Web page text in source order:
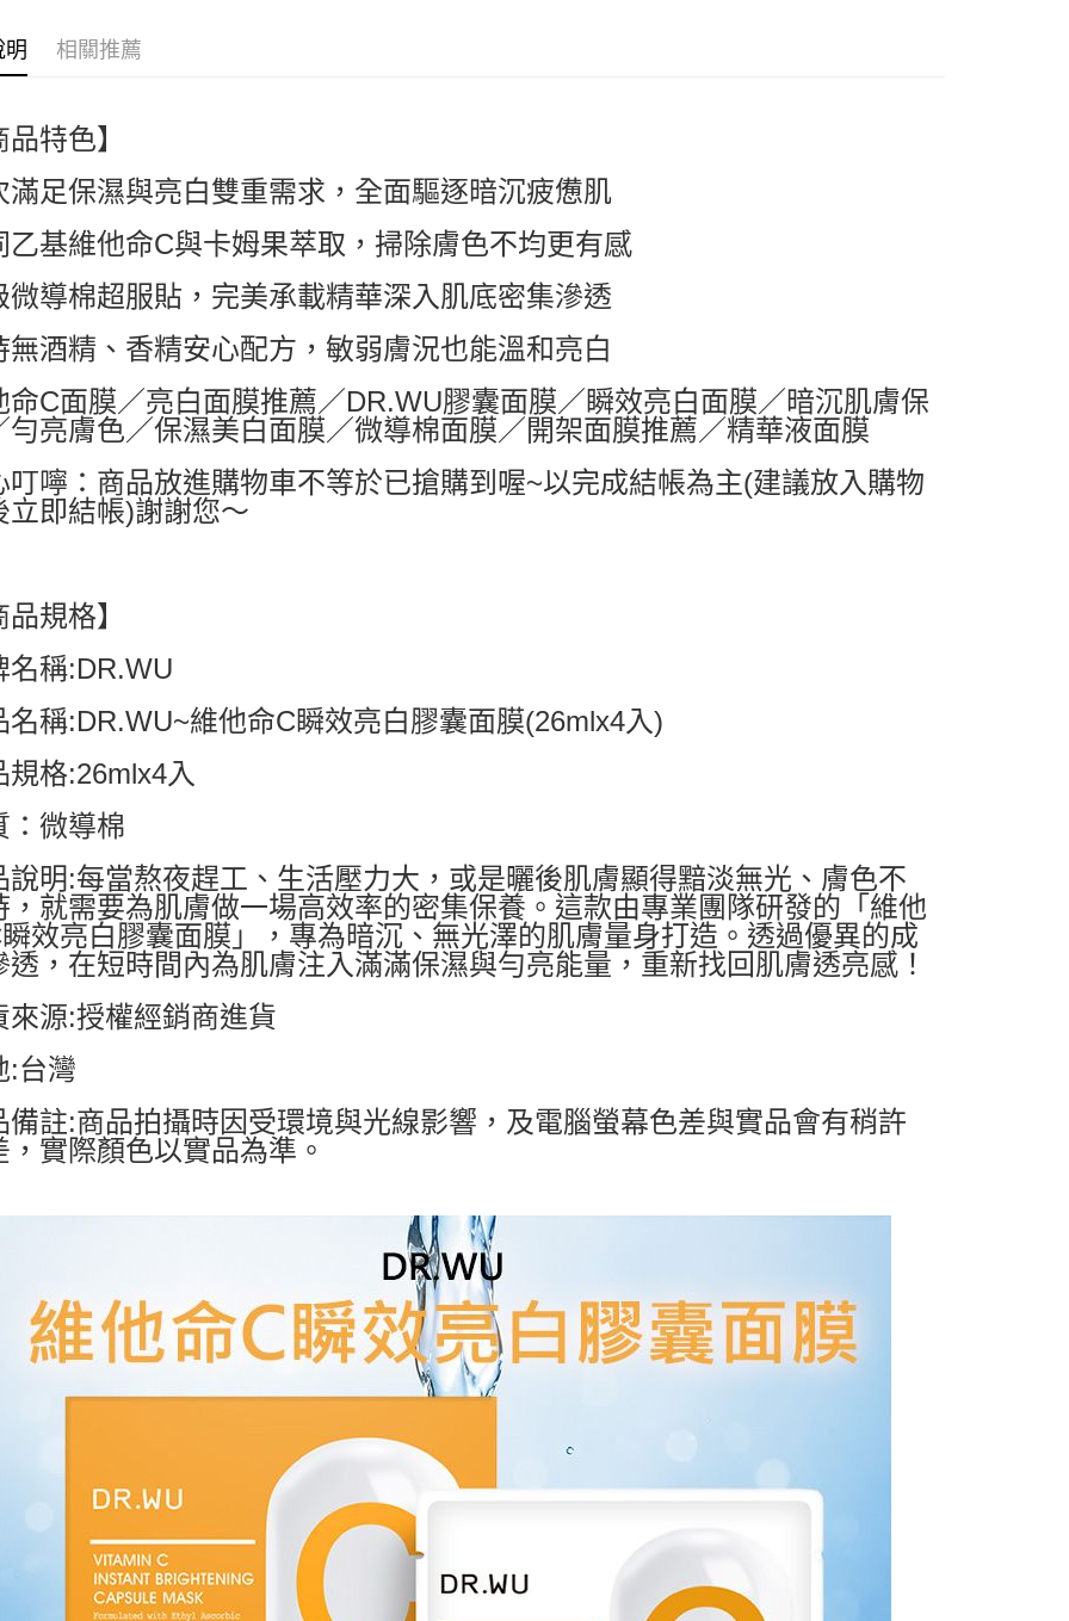
每筆NT$60，滿NT$599(含以上)免運費
付款後7-11取貨
宅配
每筆NT$80，滿NT$799(含以上)免運費
明 相關推薦
品特色】
滿足保濕與亮白雙重需求，全面驅逐暗沉疲憊肌
乙基維他命C與卡姆果萃取，掃除膚色不均更有感
微導棉超服貼，完美承載精華深入肌底密集滲透
無酒精、香精安心配方，敏弱膚況也能溫和亮白
命C面膜／亮白面膜推薦／DR.WU膠囊面膜／瞬效亮白面膜／暗沉肌膚保
勻亮膚色／保濕美白面膜／微導棉面膜／開架面膜推薦／精華液面膜
叮嚀：商品放進購物車不等於已搶購到喔~以完成結帳為主(建議放入購物
立即結帳)謝謝您～
品規格】
名稱:DR.WU
名稱:DR.WU~維他命C瞬效亮白膠囊面膜(26mlx4入)
規格:26mlx4入
：微導棉
說明:每當熬夜趕工、生活壓力大，或是曬後肌膚顯得黯淡無光、膚色不
，就需要為肌膚做一場高效率的密集保養。這款由專業團隊研發的「維他
效亮白膠囊面膜」，專為暗沉、無光澤的肌膚量身打造。透過優異的成
透，在短時間內為肌膚注入滿滿保濕與勻亮能量，重新找回肌膚透亮感！
來源:授權經銷商進貨
:台灣
備註:商品拍攝時因受環境與光線影響，及電腦螢幕色差與實品會有稍許
，實際顏色以實品為準。